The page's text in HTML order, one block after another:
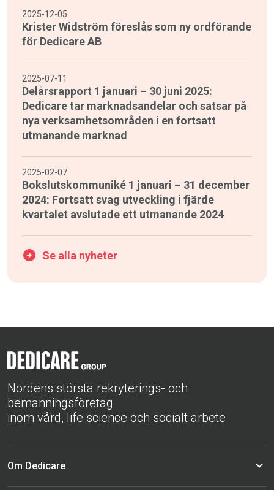
2025-12-05
Krister Widström föreslås som ny ordförande
för Dedicare AB
2025-07-11
Delårsrapport 1 januari – 30 juni 2025:
Dedicare tar marknadsandelar och satsar på
nya verksamhetsområden i en fortsatt
utmanande marknad
2025-02-07
Bokslutskommuniké 1 januari – 31 december
2024: Fortsatt svag utveckling i fjärde
kvartalet avslutade ett utmanande 2024
Se alla nyheter
Nordens största rekryterings- och
bemanningsföretag
inom vård, life science och socialt arbete
Om Dedicare